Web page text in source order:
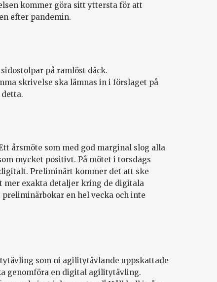
kommer göra sitt yttersta för att
efter pandemin.
på ramlöst däck.
skrivelse ska lämnas in i förslaget på
årsmöte som med god marginal slog alla
mycket positivt. På mötet i torsdags
Preliminärt kommer det att ske
mer exakta detaljer kring de digitala
preliminärbokar en hel vecka och inte
som ni agilitytävlande uppskattade
genomföra en digital agilitytävling.